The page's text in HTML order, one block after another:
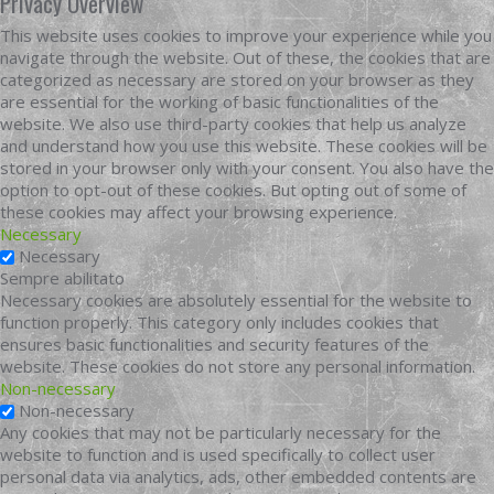
This website uses cookies to improve your experience while you
navigate through the website. Out of these, the cookies that are
categorized as necessary are stored on your browser as they
are essential for the working of basic functionalities of the
website. We also use third-party cookies that help us analyze
and understand how you use this website. These cookies will be
stored in your browser only with your consent. You also have the
option to opt-out of these cookies. But opting out of some of
these cookies may affect your browsing experience.
Necessary
Necessary
Sempre abilitato
Necessary cookies are absolutely essential for the website to
function properly. This category only includes cookies that
ensures basic functionalities and security features of the
website. These cookies do not store any personal information.
Non-necessary
Non-necessary
Any cookies that may not be particularly necessary for the
website to function and is used specifically to collect user
personal data via analytics, ads, other embedded contents are